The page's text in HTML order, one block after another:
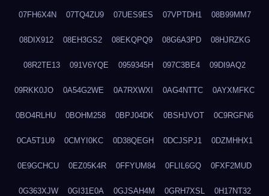
07FH6X4N 07TQ4ZU9 07UES9ES 07VPTDH1 08B99MM7
08DIX912 08EH3GS2 08EKQPQ9 08G6A3PD 08HJRZKG
08R2TE13 091V6YQE 0959345H 097C3BE4 09DI9AQ2
09RKK0JO 0A54G2WE 0A7RXWXI 0AG4NTTC 0AYXMFKC
0BO4RLHU 0BOHM258 0BPJ04DK 0BSHJVOT 0C9RGFN6
0CA5T1U9 0CMYI0KC 0D38QEGH 0DCJSPJ1 0DZMHHX1
0E9GCHCU 0EZ05K4R 0FFYUM84 0FLIL6GQ 0FXF2MUD
0G363XJW 0GI31E0A 0GJSAH4M 0GRH7XSL 0H17NT32